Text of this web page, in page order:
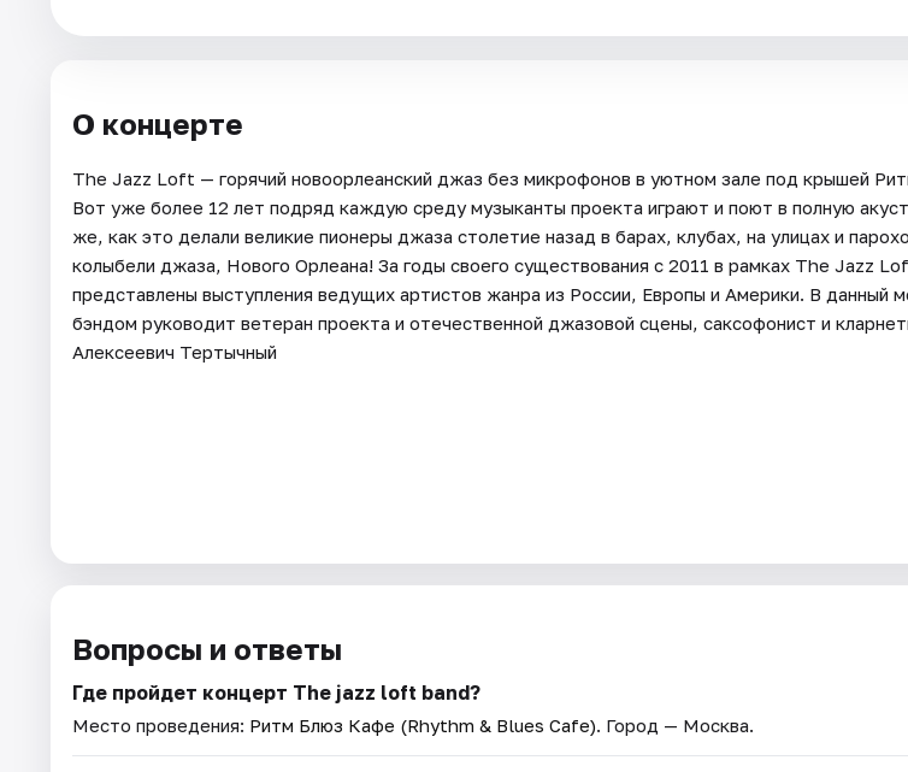
О концерте
The Jazz Loft — горячий новоорлеанский джаз без микрофонов в уютном зале под крышей
Вот уже более 12 лет подряд каждую среду музыканты проекта играют и поют в полную
же, как это делали великие пионеры джаза столетие назад в барах, клубах, на улицах и
колыбели джаза, Нового Орлеана! За годы своего существования с 2011 в рамках The Jazz
представлены выступления ведущих артистов жанра из России, Европы и Америки. В данный
бэндом руководит ветеран проекта и отечественной джазовой сцены, саксофонист и
Алексеевич Тертычный
Вопросы и ответы
Где пройдет концерт The jazz loft band?
Место проведения: Ритм Блюз Кафе (Rhythm & Blues Cafe). Город — Москва.